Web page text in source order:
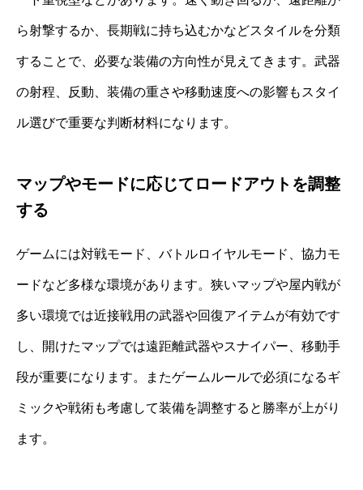
ら射撃するか、長期戦に持ち込むかなどスタイルを分類
することで、必要な装備の方向性が見えてきます。武器
の射程、反動、装備の重さや移動速度への影響もスタイ
ル選びで重要な判断材料になります。
マップやモードに応じてロードアウトを調整
する
ゲームには対戦モード、バトルロイヤルモード、協力モ
ードなど多様な環境があります。狭いマップや屋内戦が
多い環境では近接戦用の武器や回復アイテムが有効です
し、開けたマップでは遠距離武器やスナイパー、移動手
段が重要になります。またゲームルールで必須になるギ
ミックや戦術も考慮して装備を調整すると勝率が上がり
ます。